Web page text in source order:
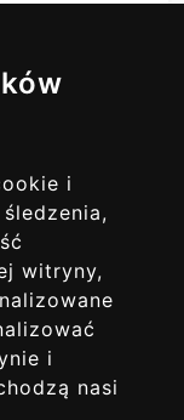
i
witryny,
i
nasi